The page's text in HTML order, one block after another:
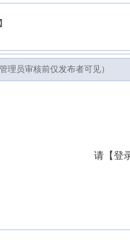
】
管理员审核前仅发布者可见）
请【登